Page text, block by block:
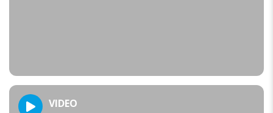
VIDEO